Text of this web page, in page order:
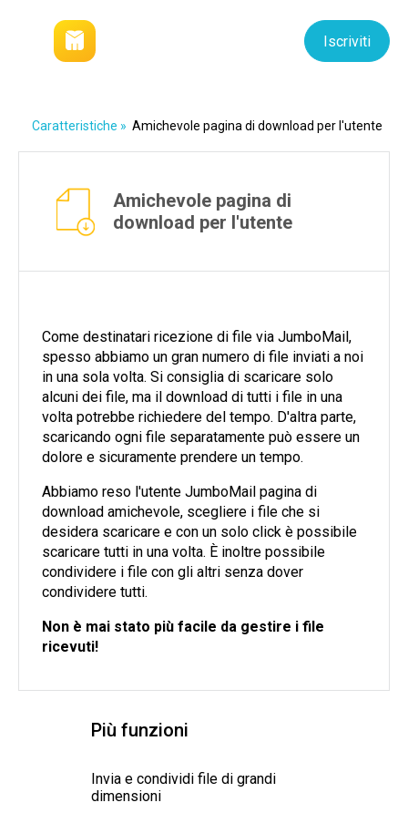
Iscriviti
Caratteristiche » Amichevole pagina di download per l'utente
Amichevole pagina di
download per l'utente
Come destinatari ricezione di file via JumboMail,
spesso abbiamo un gran numero di file inviati a noi
in una sola volta. Si consiglia di scaricare solo
alcuni dei file, ma il download di tutti i file in una
volta potrebbe richiedere del tempo. D'altra parte,
scaricando ogni file separatamente può essere un
dolore e sicuramente prendere un tempo.
Abbiamo reso l'utente JumboMail pagina di
download amichevole, scegliere i file che si
desidera scaricare e con un solo click è possibile
scaricare tutti in una volta. È inoltre possibile
condividere i file con gli altri senza dover
condividere tutti.
Non è mai stato più facile da gestire i file
ricevuti!
Più funzioni
Invia e condividi file di grandi
dimensioni